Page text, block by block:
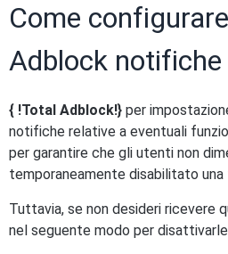
Come
Adblock notifiche
{ !Total Adblock!} per
notifiche relative a eventuali
per garantire che gli utenti non
temporaneamente disabilitato
Tuttavia, se non desideri ricevere
nel seguente modo per